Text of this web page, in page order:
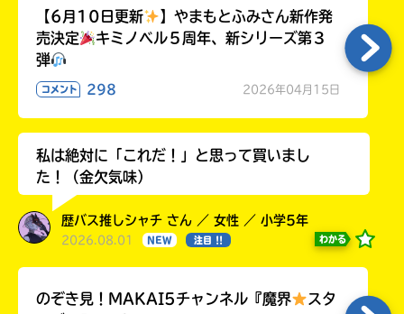
【6月10日更新
】やまもとふみさん新作発
売決定
キミノベル５周年、新シリーズ第３
弾
コメント 298 2026年04月15日
私は絶対に「これだ！」と思って買いまし
た！（金欠気味）
歴バス推しシャチ さん ／ 女性 ／ 小学5年
2026.08.01 NEW 注目 !! わかる
のぞき見！MAKAI5チャンネル『魔界
スタ